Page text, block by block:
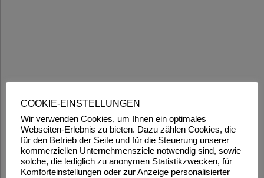
COOKIE-EINSTELLUNGEN
Wir verwenden Cookies, um Ihnen ein optimales
Webseiten-Erlebnis zu bieten. Dazu zählen Cookies, die
für den Betrieb der Seite und für die Steuerung unserer
kommerziellen Unternehmensziele notwendig sind, sowie
solche, die lediglich zu anonymen Statistikzwecken, für
Komforteinstellungen oder zur Anzeige personalisierter